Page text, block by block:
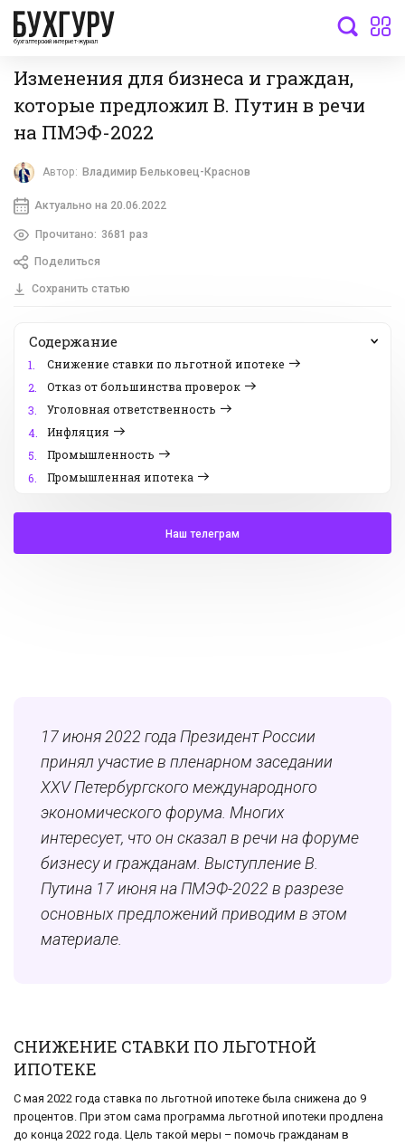
бухгалтерский интернет-журнал
Изменения для бизнеса и граждан,
которые предложил В. Путин в речи
на ПМЭФ-2022
Автор: Владимир Бельковец-Краснов
Актуально на 20.06.2022
Прочитано: 3681 раз
Поделиться
Сохранить статью
Содержание
1.
Снижение ставки по льготной ипотеке
2.
Отказ от большинства проверок
3.
Уголовная ответственность
4.
Инфляция
5.
Промышленность
6.
Промышленная ипотека
Наш телеграм
17 июня 2022 года Президент России
принял участие в пленарном заседании
XXV Петербургского международного
экономического форума. Многих
интересует, что он сказал в речи на форуме
бизнесу и гражданам. Выступление В.
Путина 17 июня на ПМЭФ-2022 в разрезе
основных предложений приводим в этом
материале.
СНИЖЕНИЕ СТАВКИ ПО ЛЬГОТНОЙ
ИПОТЕКЕ
С мая 2022 года ставка по льготной ипотеке была снижена до 9
процентов. При этом сама программа льготной ипотеки продлена
до конца 2022 года. Цель такой меры – помочь гражданам в